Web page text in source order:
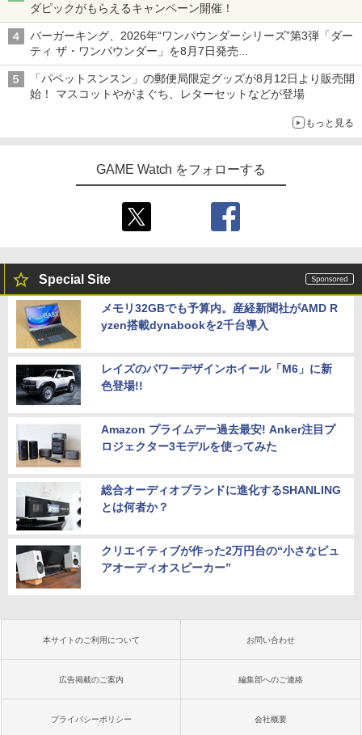
ダピックがもらえるキャンペーン開催！
バーガーキング、2026年“ワンパウンダーシリーズ”第3弾「ダー
ティ ザ・ワンパウンダー」を8月7日発売
「特製ガーリックマヨソース」を使用した超大型チーズバーガー
「パペットスンスン」の郵便局限定グッズが8月12日より販売開
始！ マスコットやがまぐち、レターセットなどが登場
もっと見る
GAME Watch をフォローする
Special Site
メモリ32GBでも予算内。産経新聞社がAMD R
yzen搭載dynabookを2千台導入
レイズのパワーデザインホイール「M6」に新
色登場!!
Amazon プライムデー過去最安! Anker注目プ
ロジェクター3モデルを使ってみた
総合オーディオブランドに進化するSHANLING
とは何者か？
クリエイティブが作った2万円台の“小さなピュ
アオーディオスピーカー”
本サイトのご利用について お問い合わせ
広告掲載のご案内 編集部へのご連絡
プライバシーポリシー 会社概要